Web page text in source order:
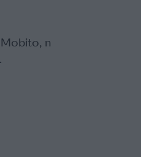
Mobito, η